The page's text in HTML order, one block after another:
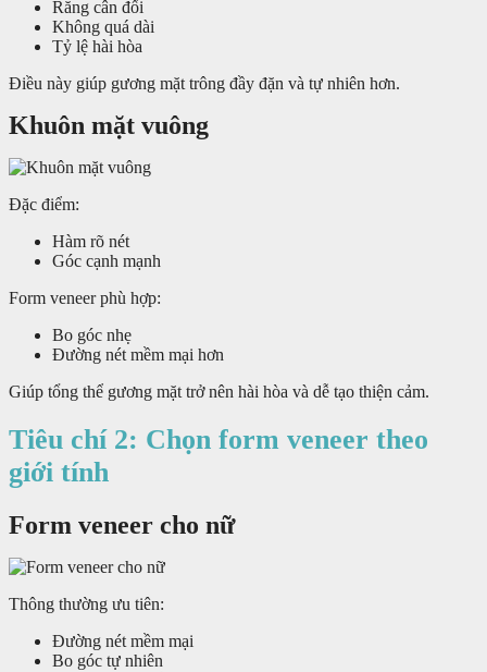
Răng cân đối
Không quá dài
Tỷ lệ hài hòa
Điều này giúp gương mặt trông đầy đặn và tự nhiên hơn.
Khuôn mặt vuông
Đặc điểm:
Hàm rõ nét
Góc cạnh mạnh
Form veneer phù hợp:
Bo góc nhẹ
Đường nét mềm mại hơn
Giúp tổng thể gương mặt trở nên hài hòa và dễ tạo thiện cảm.
Tiêu chí 2: Chọn form veneer theo
giới tính
Form veneer cho nữ
Thông thường ưu tiên:
Đường nét mềm mại
Bo góc tự nhiên